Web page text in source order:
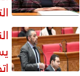
الطلاب من النصب